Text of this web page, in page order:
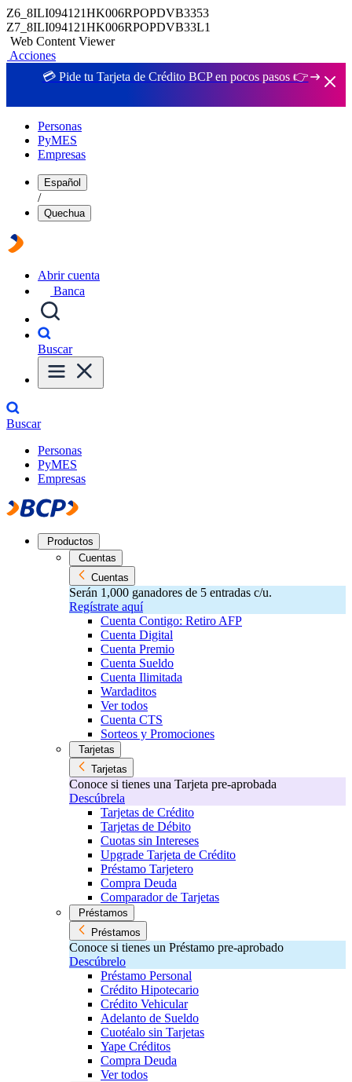
Z6_8ILI094121HK006RPOPDVB3353
Z7_8ILI094121HK006RPOPDVB33L1
Web Content Viewer
Acciones
💳 Pide tu Tarjeta de Crédito BCP en pocos pasos 👉
Personas
PyMES
Empresas
Español
/
Quechua
Abrir cuenta
Banca
Buscar
Buscar
Personas
PyMES
Empresas
Productos
Cuentas
Cuentas
Serán 1,000 ganadores de 5 entradas c/u.
Regístrate aquí
Cuenta Contigo: Retiro AFP
Cuenta Digital
Cuenta Premio
Cuenta Sueldo
Cuenta Ilimitada
Wardaditos
Ver todos
Cuenta CTS
Sorteos y Promociones
Tarjetas
Tarjetas
Conoce si tienes una Tarjeta pre-aprobada
Descúbrela
Tarjetas de Crédito
Tarjetas de Débito
Cuotas sin Intereses
Upgrade Tarjeta de Crédito
Préstamo Tarjetero
Compra Deuda
Comparador de Tarjetas
Préstamos
Préstamos
Conoce si tienes un Préstamo pre-aprobado
Descúbrelo
Préstamo Personal
Crédito Hipotecario
Crédito Vehicular
Adelanto de Sueldo
Cuotéalo sin Tarjetas
Yape Créditos
Compra Deuda
Ver todos